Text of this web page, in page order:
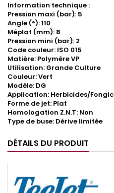
Information technique :
Pression maxi (bar): 5
Angle (°): 110
Méplat (mm): 8
Pression mini (bar): 2
Code couleur: ISO 015
Matière: Polymére VP
Utilisation: Grande Culture
Couleur: Vert
Modèle: DG
Application: Herbicides/
Forme de jet: Plat
Homologation Z.N.T: Non
Type de buse: Dérive limitée
DÉTAILS DU PRODUIT